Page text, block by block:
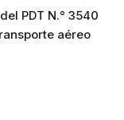
PDT N.° 3540
aéreo